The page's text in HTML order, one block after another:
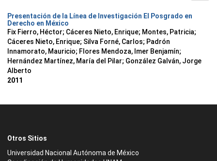
Presentación de la Línea de Investigación El Posgrado en
Derecho en México
Fix Fierro, Héctor; Cáceres Nieto, Enrique; Montes, Patricia;
Cáceres Nieto, Enrique; Silva Forné, Carlos; Padrón
Innamorato, Mauricio; Flores Mendoza, Imer Benjamín;
Hernández Martínez, María del Pilar; González Galván, Jorge
Alberto
2011
Otros Sitios
Universidad Nacional Autónoma de México